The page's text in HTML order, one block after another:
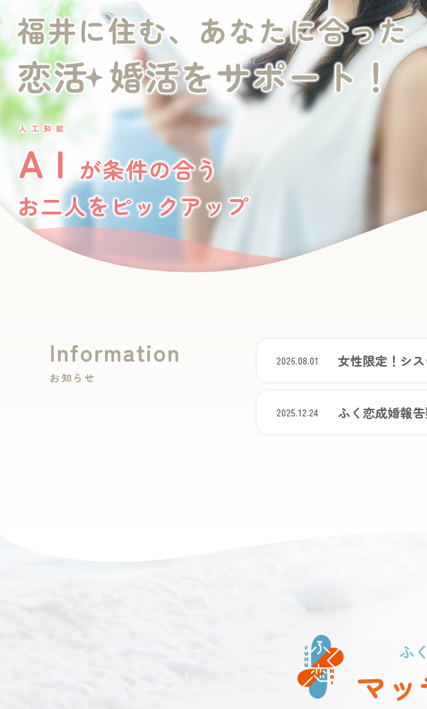
福井に住む、あなたに合った
恋活 婚活をサポート！
ＡＩ
人工知能
が条件の合う
お二人をピックアップ
Information
お知らせ
2026.08.01 女性限定！シ
2025.12.24 ふく恋成婚報
ふ
マ